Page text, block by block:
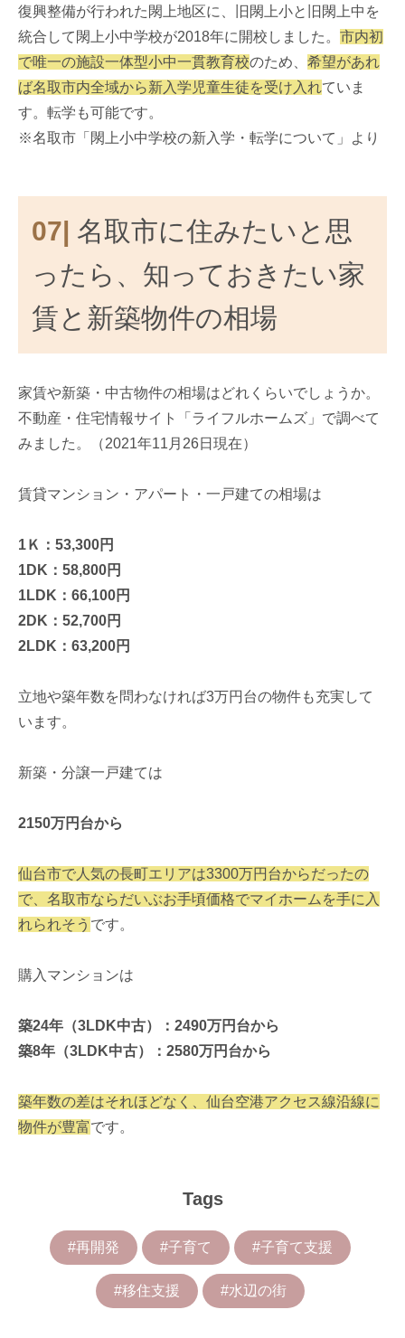
復興整備が行われた閖上地区に、旧閖上小と旧閖上中を
統合して閖上小中学校が2018年に開校しました。 市内初
で唯一の施設一体型小中一貫教育校のため、 希望があれ
ば名取市内全域から新入学児童生徒を受け入れていま
す。転学も可能です。
※名取市「閖上小中学校の新入学・転学について」より
07| 名取市に住みたいと思
ったら、知っておきたい家
賃と新築物件の相場
家賃や新築・中古物件の相場はどれくらいでしょうか。
不動産・住宅情報サイト「ライフルホームズ」で調べて
みました。（2021年11月26日現在）
賃貸マンション・アパート・一戸建ての相場は
1Ｋ：53,300円
1DK：58,800円
1LDK：66,100円
2DK：52,700円
2LDK：63,200円
立地や築年数を問わなければ3万円台の物件も充実して
います。
新築・分譲一戸建ては
2150万円台から
仙台市で人気の長町エリアは3300万円台からだったの
で、名取市ならだいぶお手頃価格でマイホームを手に入
れられそう です。
購入マンションは
築24年（3LDK中古）：2490万円台から
築8年（3LDK中古）：2580万円台から
築年数の差はそれほどなく、仙台空港アクセス線沿線に
物件が豊富です。
Tags
#再開発 #子育て #子育て支援
#移住支援 #水辺の街